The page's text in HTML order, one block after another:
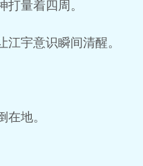
量着四周。
宇意识瞬间清醒。
地。